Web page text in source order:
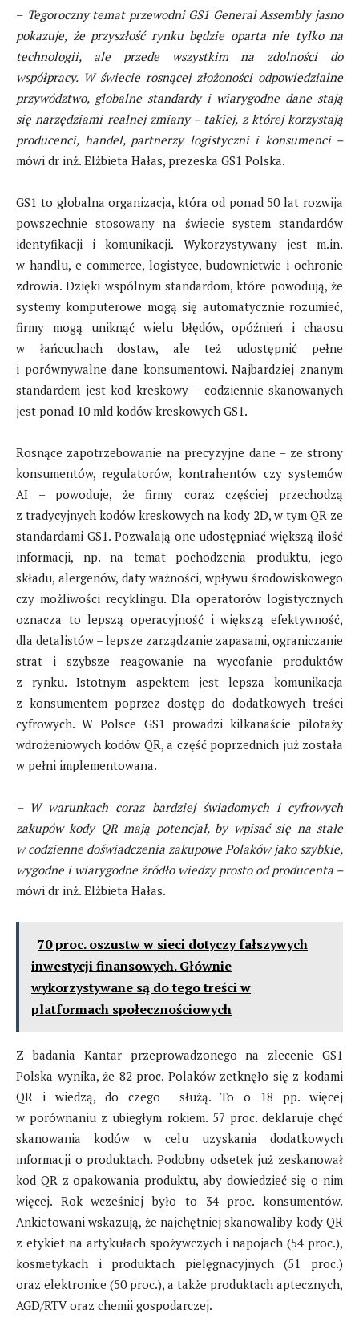
– Tegoroczny temat przewodni GS1 General Assembly jasno
pokazuje, że przyszłość rynku będzie oparta nie tylko na
technologii, ale przede wszystkim na zdolności do
współpracy. W świecie rosnącej złożoności odpowiedzialne
przywództwo, globalne standardy i wiarygodne dane stają
się narzędziami realnej zmiany – takiej, z której korzystają
producenci, handel, partnerzy logistyczni i konsumenci –
mówi dr inż. Elżbieta Hałas, prezeska GS1 Polska.
GS1 to globalna organizacja, która od ponad 50 lat rozwija
powszechnie stosowany na świecie system standardów
identyfikacji i komunikacji. Wykorzystywany jest m.in.
w handlu, e-commerce, logistyce, budownictwie i ochronie
zdrowia. Dzięki wspólnym standardom, które powodują, że
systemy komputerowe mogą się automatycznie rozumieć,
firmy mogą uniknąć wielu błędów, opóźnień i chaosu
w łańcuchach dostaw, ale też udostępnić pełne
i porównywalne dane konsumentowi. Najbardziej znanym
standardem jest kod kreskowy – codziennie skanowanych
jest ponad 10 mld kodów kreskowych GS1.
Rosnące zapotrzebowanie na precyzyjne dane – ze strony
konsumentów, regulatorów, kontrahentów czy systemów
AI – powoduje, że firmy coraz częściej przechodzą
z tradycyjnych kodów kreskowych na kody 2D, w tym QR ze
standardami GS1. Pozwalają one udostępniać większą ilość
informacji, np. na temat pochodzenia produktu, jego
składu, alergenów, daty ważności, wpływu środowiskowego
czy możliwości recyklingu. Dla operatorów logistycznych
oznacza to lepszą operacyjność i większą efektywność,
dla detalistów – lepsze zarządzanie zapasami, ograniczanie
strat i szybsze reagowanie na wycofanie produktów
z rynku. Istotnym aspektem jest lepsza komunikacja
z konsumentem poprzez dostęp do dodatkowych treści
cyfrowych. W Polsce GS1 prowadzi kilkanaście pilotaży
wdrożeniowych kodów QR, a część poprzednich już została
w pełni implementowana.
– W warunkach coraz bardziej świadomych i cyfrowych
zakupów kody QR mają potencjał, by wpisać się na stałe
w codzienne doświadczenia zakupowe Polaków jako szybkie,
wygodne i wiarygodne źródło wiedzy prosto od producenta –
mówi dr inż. Elżbieta Hałas.
70 proc. oszustw w sieci dotyczy fałszywych
inwestycji finansowych. Głównie
wykorzystywane są do tego treści w
platformach społecznościowych
Z badania Kantar przeprowadzonego na zlecenie GS1
Polska wynika, że 82 proc. Polaków zetknęło się z kodami
QR i wiedzą, do czego służą. To o 18 pp. więcej
w porównaniu z ubiegłym rokiem. 57 proc. deklaruje chęć
skanowania kodów w celu uzyskania dodatkowych
informacji o produktach. Podobny odsetek już zeskanował
kod QR z opakowania produktu, aby dowiedzieć się o nim
więcej. Rok wcześniej było to 34 proc. konsumentów.
Ankietowani wskazują, że najchętniej skanowaliby kody QR
z etykiet na artykułach spożywczych i napojach (54 proc.),
kosmetykach i produktach pielęgnacyjnych (51 proc.)
oraz elektronice (50 proc.), a także produktach aptecznych,
AGD/RTV oraz chemii gospodarczej.